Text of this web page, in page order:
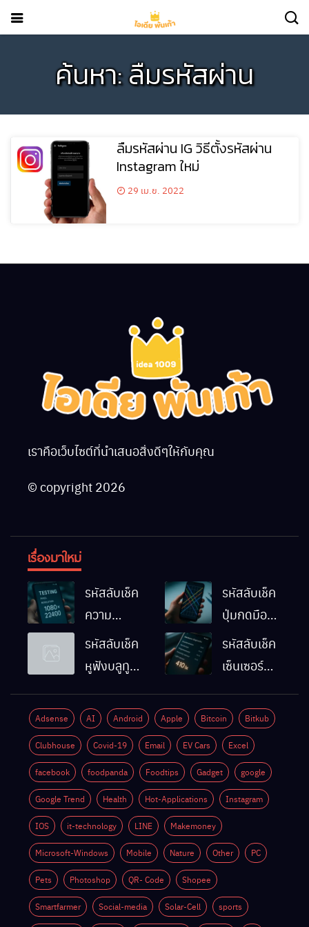
ค้นหา: ลืมรหัสผ่าน
ลืมรหัสผ่าน IG วิธีตั้งรหัสผ่าน
Instagram ใหม่
29 เม.ย. 2022
เราคือเว็บไซต์ที่นำเสนอสิ่งดีๆให้กับคุณ
© copyright 2026
เรื่องมาใหม่
รหัสลับเช็ค
ความ
ละเอียดหน้า
จอมือถือ
รหัสลับเช็ค
ปุ่มกดมือถือ
Android
ทำงานปกติ
รหัสลับเช็ค
หูฟังบลูทูธ
Android
ด้วยตัวเอง
รหัสลับเช็ค
เซ็นเซอร์
Android
ทำงานปกติ
ไหม
Adsense AI Android Apple Bitcoin Bitkub
Clubhouse Covid-19 Email EV Cars Excel
facebook foodpanda Foodtips Gadget google
Google Trend Health Hot-Applications Instagram
IOS it-technology LINE Makemoney
Microsoft-Windows Mobile Nature Other PC
Pets Photoshop QR- Code Shopee
Smartfarmer Social-media Solar-Cell sports